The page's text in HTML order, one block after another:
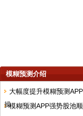
模糊预测介绍
大幅度提升模糊预测
操模糊预测APP强势股池